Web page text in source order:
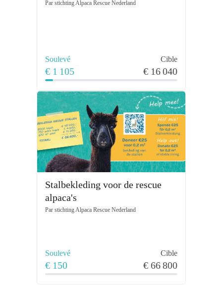
Parstichting Alpaca Rescue Nederland
Soulevé Cible
€ 1 105 € 16 040
Stalbekleding voor de rescue
alpaca's
Parstichting Alpaca Rescue Nederland
Soulevé Cible
€ 150 € 66 800